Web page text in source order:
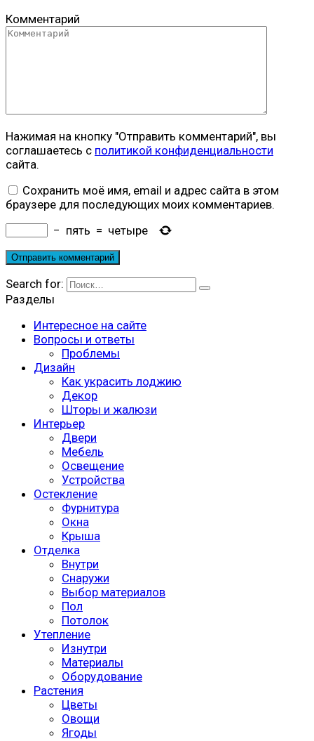
Комментарий
Нажимая на кнопку "Отправить комментарий", вы
соглашаетесь с политикой конфиденциальности
сайта.
Сохранить моё имя, email и адрес сайта в этом
браузере для последующих моих комментариев.
− пять = четыре
Search for:
Разделы
Интересное на сайте
Вопросы и ответы
Проблемы
Дизайн
Как украсить лоджию
Декор
Шторы и жалюзи
Интерьер
Двери
Мебель
Освещение
Устройства
Остекление
Фурнитура
Окна
Крыша
Отделка
Внутри
Снаружи
Выбор материалов
Пол
Потолок
Утепление
Изнутри
Материалы
Оборудование
Растения
Цветы
Овощи
Ягоды